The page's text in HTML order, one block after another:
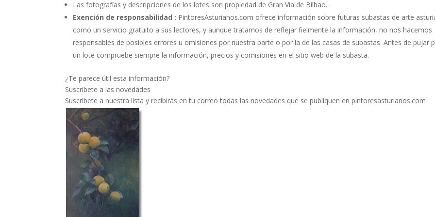
Las fotografías y descripciones de los lotes son propiedad de Gran Vía de Bilbao.
Exención de responsabilidad : PintoresAsturianos.com ofrece información sobre futuras subastas de arte
como un servicio gratuito a sus lectores, y aunque tratamos de reflejar fielmente la información, no nos hacemos
responsables de posibles errores u omisiones por nuestra parte o por la de las casas de subastas. Antes de pujar
un lote compruebe siempre la información, precios y comisiones en el sitio web de la subasta.
¿Te parece útil esta información?
Suscríbete a las novedades
Suscríbete a nuestra lista y recibirás en tu correo todas las novedades que se publiquen en pintoresasturianos.com